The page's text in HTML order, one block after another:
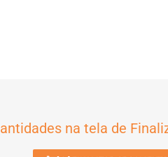
na tela de